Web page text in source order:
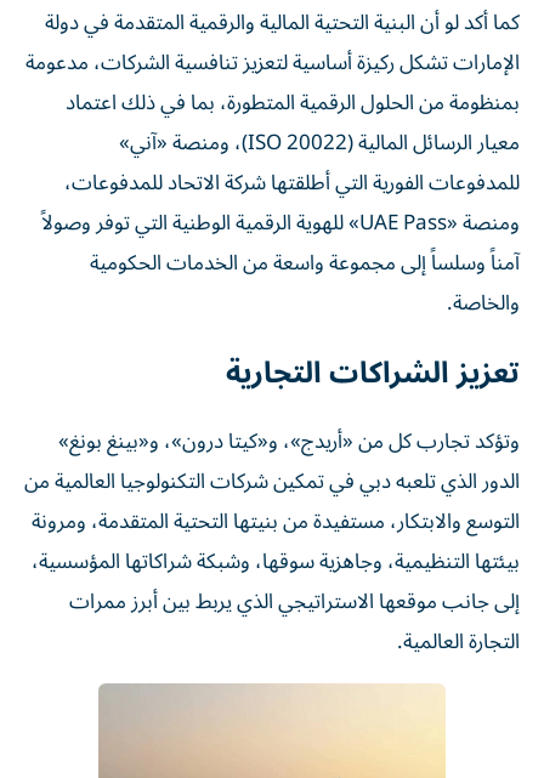
كما أكد لو أن البنية التحتية المالية والرقمية المتقدمة في دولة
الإمارات تشكل ركيزة أساسية لتعزيز تنافسية الشركات، مدعومة
بمنظومة من الحلول الرقمية المتطورة، بما في ذلك اعتماد
معيار الرسائل المالية (ISO 20022)، ومنصة «آني»
للمدفوعات الفورية التي أطلقتها شركة الاتحاد للمدفوعات،
ومنصة «UAE Pass» للهوية الرقمية الوطنية التي توفر وصولاً
آمناً وسلساً إلى مجموعة واسعة من الخدمات الحكومية
والخاصة.
تعزيز الشراكات التجارية
وتؤكد تجارب كل من «أريدج»، و«كيتا درون»، و«بينغ بونغ»
الدور الذي تلعبه دبي في تمكين شركات التكنولوجيا العالمية من
التوسع والابتكار، مستفيدة من بنيتها التحتية المتقدمة، ومرونة
بيئتها التنظيمية، وجاهزية سوقها، وشبكة شراكاتها المؤسسية،
إلى جانب موقعها الاستراتيجي الذي يربط بين أبرز ممرات
التجارة العالمية.